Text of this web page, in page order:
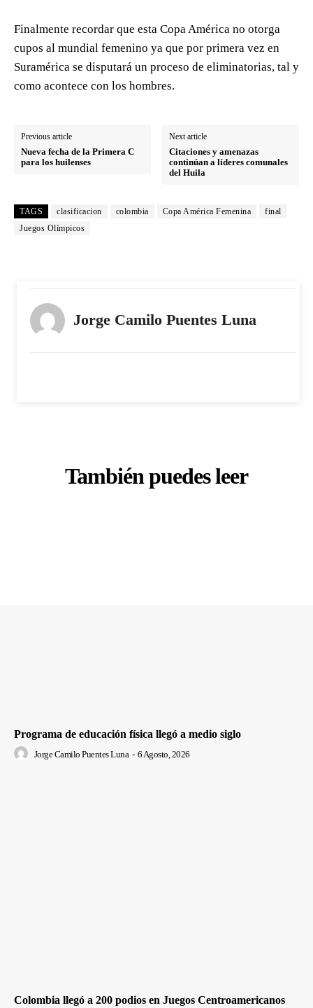
Finalmente recordar que esta Copa América no otorga
cupos al mundial femenino ya que por primera vez en
Suramérica se disputará un proceso de eliminatorias, tal y
como acontece con los hombres.
Previous article
Nueva fecha de la Primera C
para los huilenses
Next article
Citaciones y amenazas
continúan a líderes comunales
del Huila
TAGS clasificacion colombia Copa América Femenina
final
Juegos Olímpicos
Jorge Camilo Puentes Luna
También puedes leer
Programa de educación física llegó a medio siglo
Jorge Camilo Puentes Luna - 6 Agosto, 2026
Colombia llegó a 200 podios en Juegos Centroamericanos